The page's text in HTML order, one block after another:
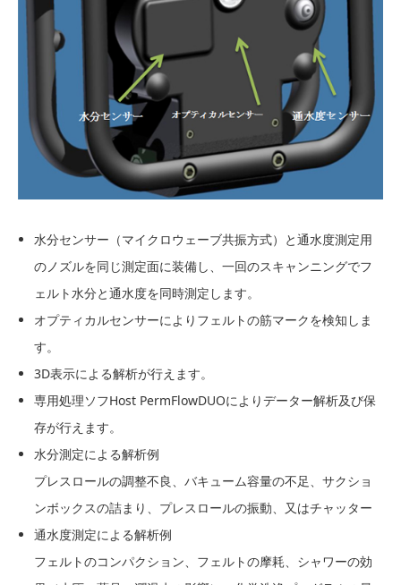
水分センサー（マイクロウェーブ共振方式）と通水度測定用
のノズルを同じ測定面に装備し、一回のスキャンニングでフ
ェルト水分と通水度を同時測定します。
オプティカルセンサーによりフェルトの筋マークを検知しま
す。
3D表示による解析が行えます。
専用処理ソフHost PermFlowDUOによりデーター解析及び保
存が行えます。
水分測定による解析例
プレスロールの調整不良、バキューム容量の不足、サクショ
ンボックスの詰まり、プレスロールの振動、又はチャッター
通水度測定による解析例
フェルトのコンパクション、フェルトの摩耗、シャワーの効